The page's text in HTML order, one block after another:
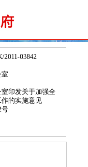
2011-03842
印发关于加强全
的实施意见
号